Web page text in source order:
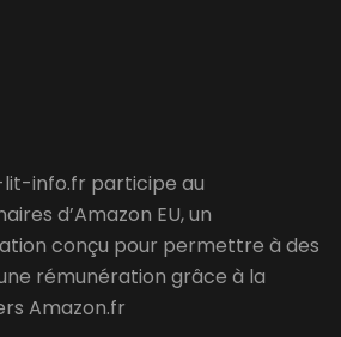
info.fr participe au
d’Amazon EU, un
conçu pour permettre à des
rémunération grâce à la
Amazon.fr